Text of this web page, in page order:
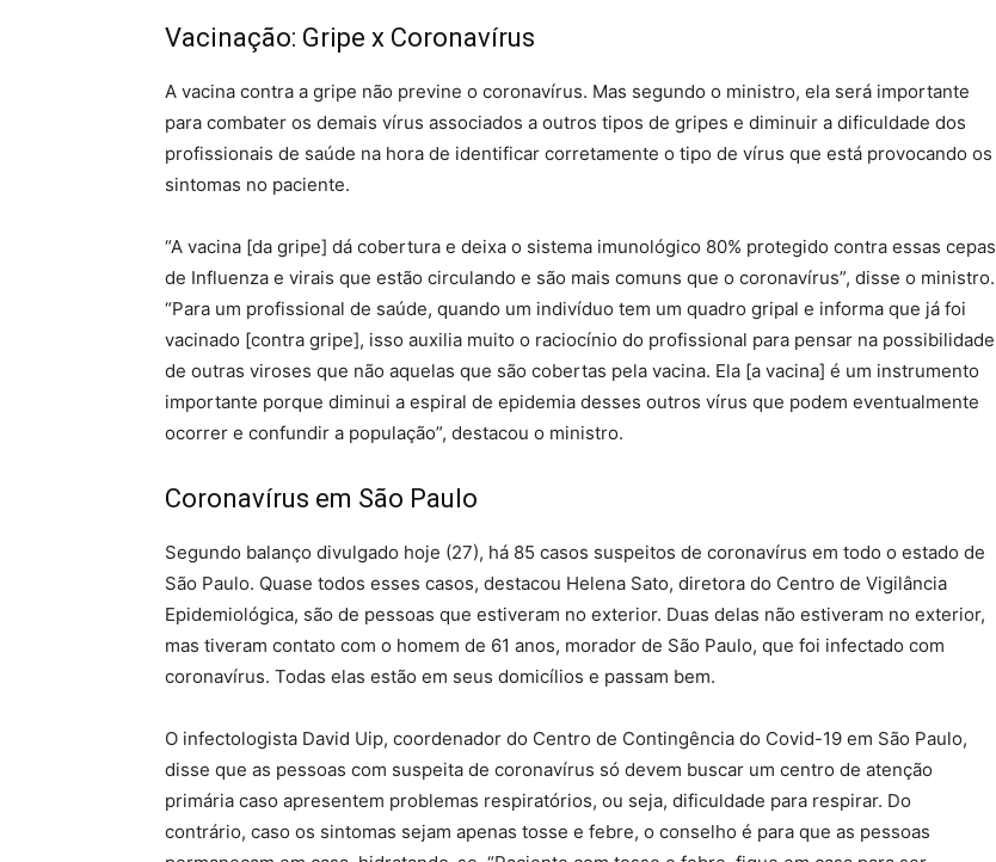
Vacinação: Gripe x Coronavírus
A vacina contra a gripe não previne o coronavírus. Mas segundo o ministro, ela será importante
para combater os demais vírus associados a outros tipos de gripes e diminuir a dificuldade dos
profissionais de saúde na hora de identificar corretamente o tipo de vírus que está provocando os
sintomas no paciente.
“A vacina [da gripe] dá cobertura e deixa o sistema imunológico 80% protegido contra essas cepas
de Influenza e virais que estão circulando e são mais comuns que o coronavírus”, disse o ministro.
“Para um profissional de saúde, quando um indivíduo tem um quadro gripal e informa que já foi
vacinado [contra gripe], isso auxilia muito o raciocínio do profissional para pensar na possibilidade
de outras viroses que não aquelas que são cobertas pela vacina. Ela [a vacina] é um instrumento
importante porque diminui a espiral de epidemia desses outros vírus que podem eventualmente
ocorrer e confundir a população”, destacou o ministro.
Coronavírus em São Paulo
Segundo balanço divulgado hoje (27), há 85 casos suspeitos de coronavírus em todo o estado de
São Paulo. Quase todos esses casos, destacou Helena Sato, diretora do Centro de Vigilância
Epidemiológica, são de pessoas que estiveram no exterior. Duas delas não estiveram no exterior,
mas tiveram contato com o homem de 61 anos, morador de São Paulo, que foi infectado com
coronavírus. Todas elas estão em seus domicílios e passam bem.
O infectologista David Uip, coordenador do Centro de Contingência do Covid-19 em São Paulo,
disse que as pessoas com suspeita de coronavírus só devem buscar um centro de atenção
primária caso apresentem problemas respiratórios, ou seja, dificuldade para respirar. Do
contrário, caso os sintomas sejam apenas tosse e febre, o conselho é para que as pessoas